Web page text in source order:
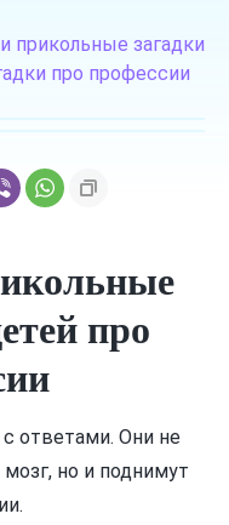
загадки
про профессии
про
ответами. Они не
мозг, но и поднимут